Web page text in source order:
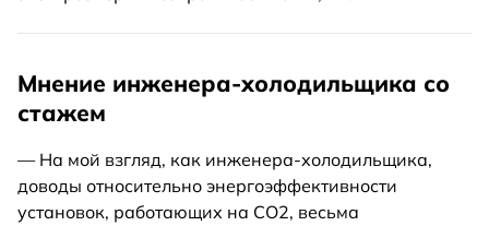
Мнение инженера-холодильщика со
стажем
— На мой взгляд, как инженера-холодильщика,
доводы относительно энергоэффективности
установок, работающих на СО2, весьма